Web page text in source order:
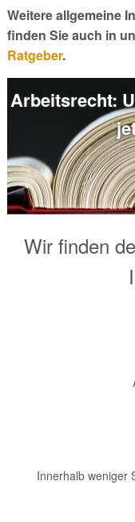
Weitere allgemeine
finden Sie auch in
Ratgeber.
Arbeitsrecht:
Wir finden
Innerhalb weniger